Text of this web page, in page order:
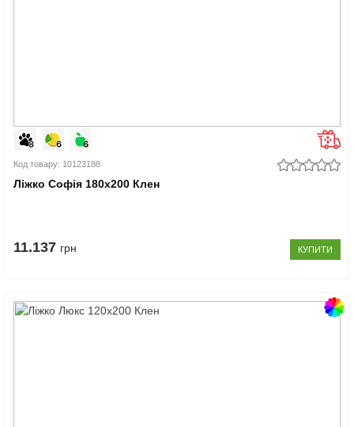
Код товару: 10123188
Ліжко Софія 180x200 Клен
11.137 грн КУПИТИ